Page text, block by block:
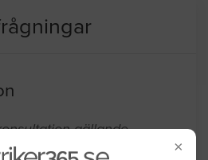
×
gällande
ett gammalt hus.